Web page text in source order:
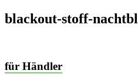
blackout-stoff-
für Händler